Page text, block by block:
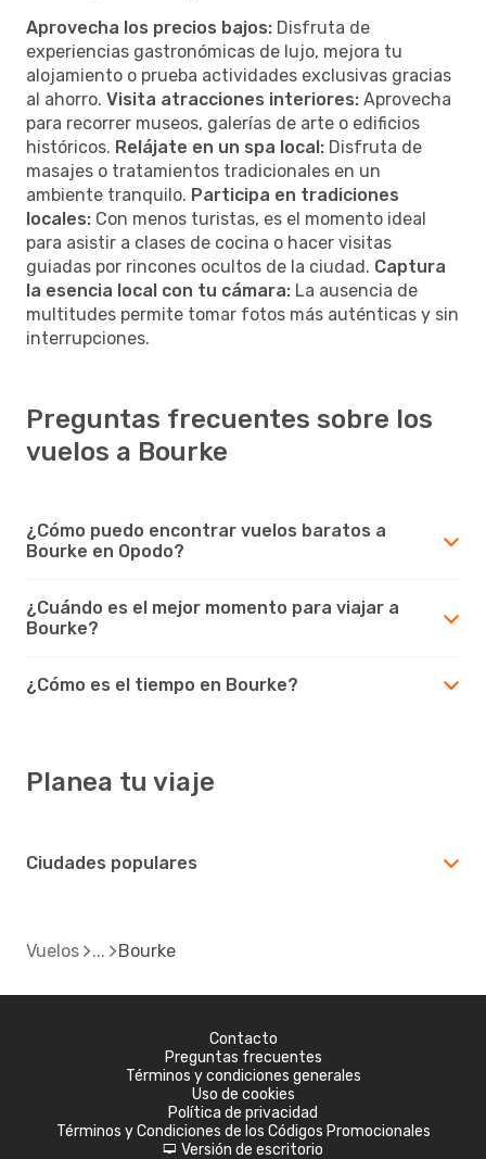
Aprovecha los precios bajos: Disfruta de
experiencias gastronómicas de lujo, mejora tu
alojamiento o prueba actividades exclusivas gracias
al ahorro. Visita atracciones interiores: Aprovecha
para recorrer museos, galerías de arte o edificios
históricos. Relájate en un spa local: Disfruta de
masajes o tratamientos tradicionales en un
ambiente tranquilo. Participa en tradiciones
locales: Con menos turistas, es el momento ideal
para asistir a clases de cocina o hacer visitas
guiadas por rincones ocultos de la ciudad. Captura
la esencia local con tu cámara: La ausencia de
multitudes permite tomar fotos más auténticas y sin
interrupciones.
Preguntas frecuentes sobre los
vuelos a Bourke
¿Cómo puedo encontrar vuelos baratos a
Bourke en Opodo?
¿Cuándo es el mejor momento para viajar a
Bourke?
¿Cómo es el tiempo en Bourke?
Planea tu viaje
Ciudades populares
Vuelos Bourke
Contacto
Preguntas frecuentes
Términos y condiciones generales
Uso de cookies
Política de privacidad
Términos y Condiciones de los Códigos Promocionales
d Versión de escritorio